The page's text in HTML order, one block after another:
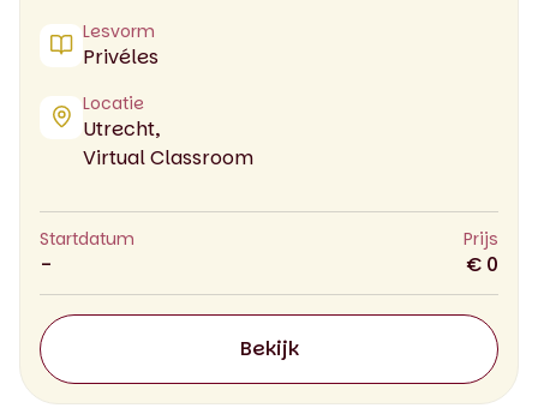
Lesvorm
Privéles
Locatie
Utrecht,
Virtual Classroom
Startdatum
-
Prijs
€ 0
Bekijk